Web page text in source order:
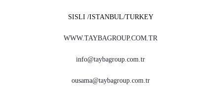
SISLI /ISTANBUL/TURKEY
WWW.TAYBAGROUP.COM.TR
info@taybagroup.com.tr
ousama@taybagroup.com.tr